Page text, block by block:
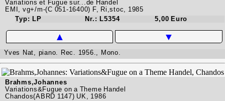
Variations et Fugue sur...de Handel
EMI, vg+/m-(C 051-16400) F, Ri,stoc, 1985
Typ: LP
Nr.: L5354 5,00 Euro
▲ ▼
Yves Nat, piano. Rec. 1956., Mono.
Brahms,Johannes
Variations&Fugue on a Theme Handel
Chandos(ABRD 1147) UK, 1986